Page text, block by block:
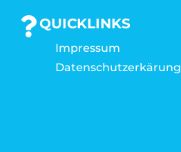
QUICKLINKS
Impressum
Datenschutzerkärung